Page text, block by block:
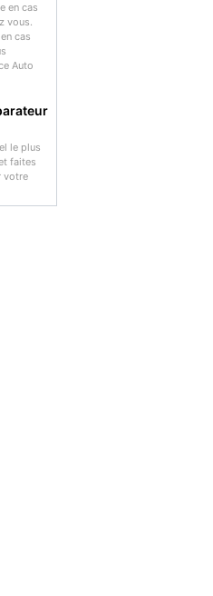
en cas
vous.
cas
Auto
le plus
faites
votre